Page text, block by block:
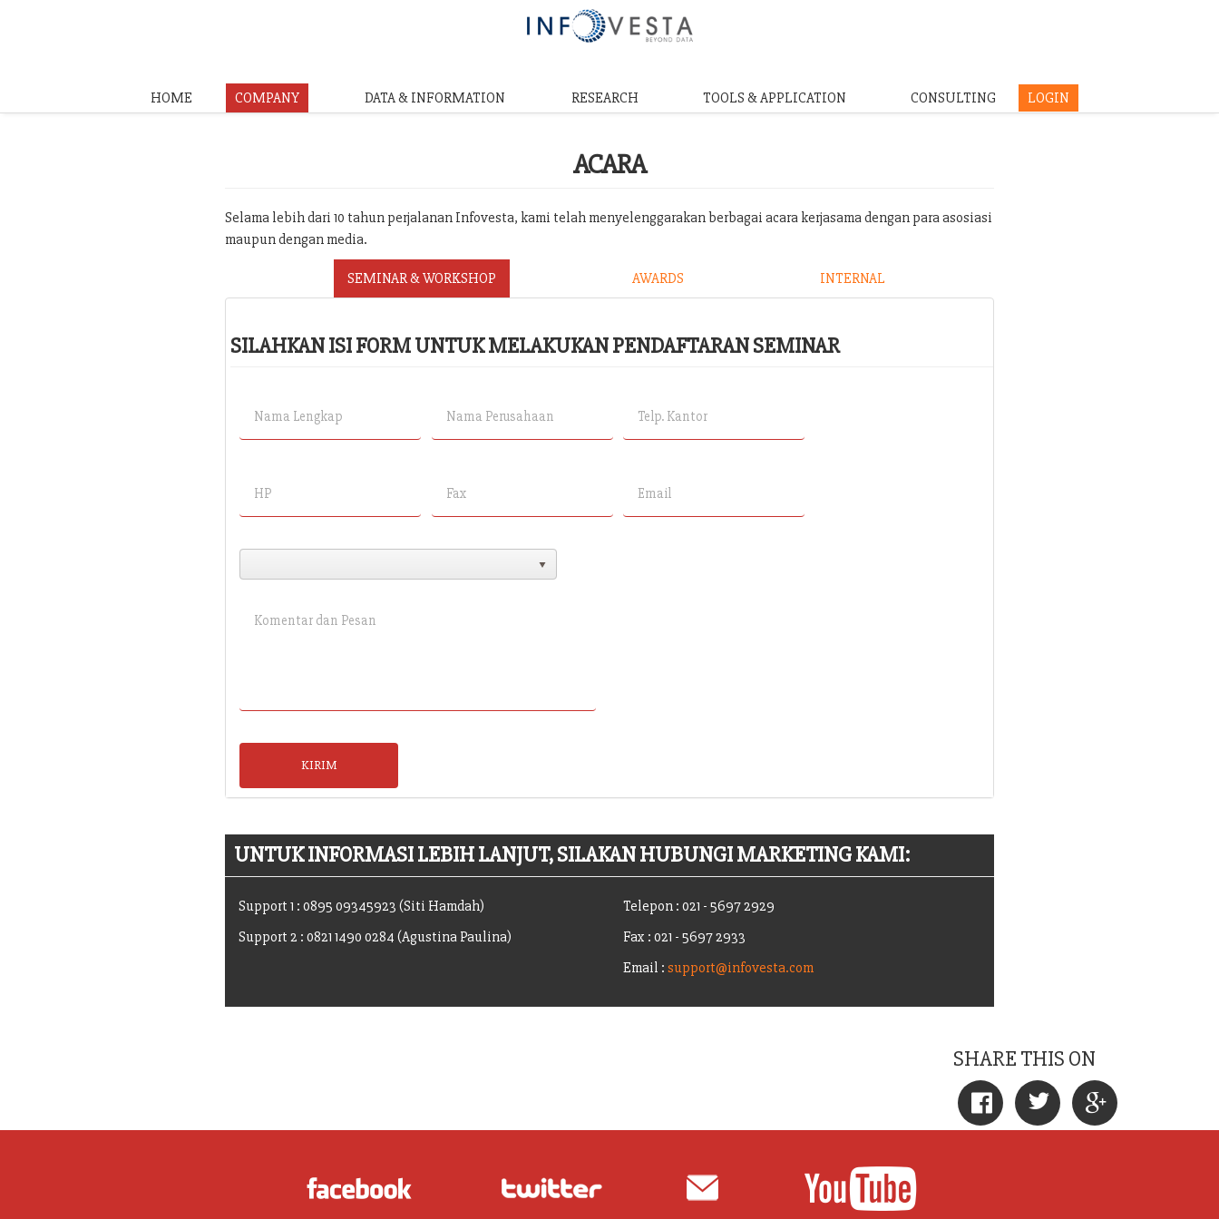
HOME COMPANY DATA & INFORMATION RESEARCH TOOLS & APPLICATION CONSULTING LOGIN
ACARA
Selama lebih dari 10 tahun perjalanan Infovesta, kami telah menyelenggarakan berbagai acara kerjasama dengan para asosiasi
maupun dengan media.
SEMINAR & WORKSHOP AWARDS INTERNAL
SILAHKAN ISI FORM UNTUK MELAKUKAN PENDAFTARAN SEMINAR
UNTUK INFORMASI LEBIH LANJUT, SILAKAN HUBUNGI MARKETING KAMI:
Support 1 : 0895 09345923 (Siti Hamdah)
Support 2 : 0821 1490 0284 (Agustina Paulina)
Telepon : 021 - 5697 2929
Fax : 021 - 5697 2933
Email : support@infovesta.com
SHARE THIS ON